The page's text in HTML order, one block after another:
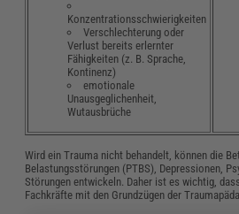
Konzentrationsschwierigkeiten
Verschlechterung oder
Verlust bereits erlernter
Fähigkeiten (z. B. Sprache,
Kontinenz)
emotionale
Unausgeglichenheit,
Wutausbrüche
Wird ein Trauma nicht behandelt, können die
Belastungsstörungen (PTBS), Depressionen,
Störungen entwickeln. Daher ist es wichtig,
Fachkräfte mit den Grundzügen der